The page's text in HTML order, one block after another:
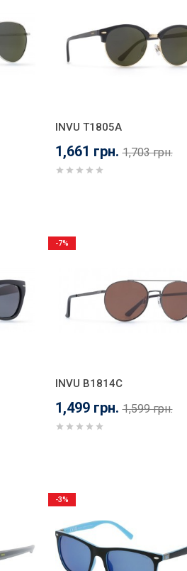
INVU T1805A
1,661 грн. 1,703 грн.
INVU B1814C
1,499 грн. 1,599 грн.
-7%
-3%